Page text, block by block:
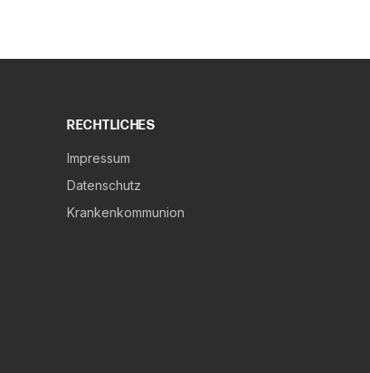
RECHTLICHES
Impressum
Datenschutz
Krankenkommunion